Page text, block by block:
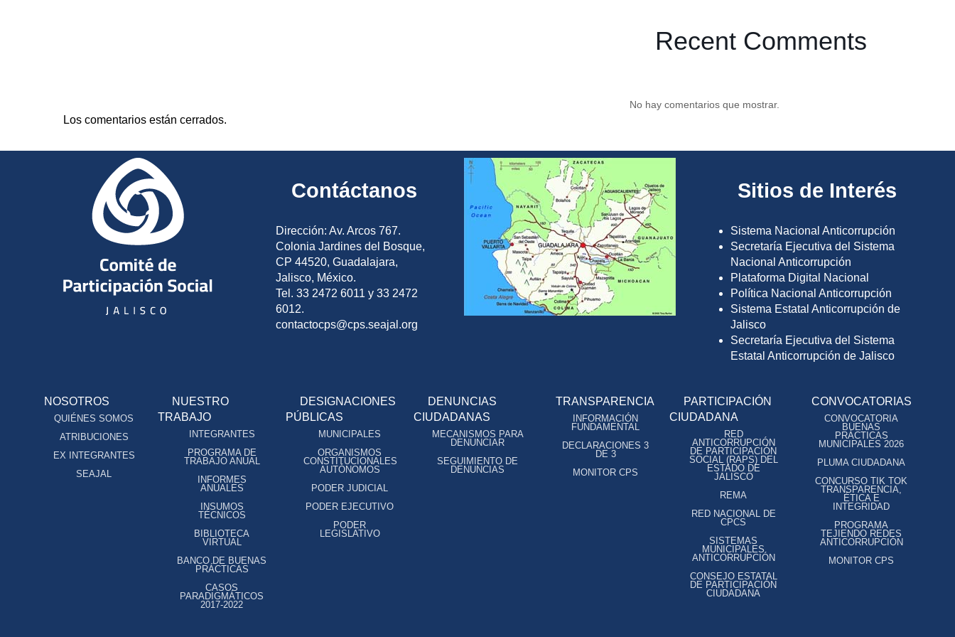
Recent Comments
No hay comentarios que mostrar.
Los comentarios están cerrados.
Contáctanos
Dirección: Av. Arcos 767.
Colonia Jardines del Bosque,
CP 44520, Guadalajara,
Jalisco, México.
Tel. 33 2472 6011 y 33 2472
6012.
contactocps@cps.seajal.org
Sitios de Interés
Sistema Nacional Anticorrupción
Secretaría Ejecutiva del Sistema
Nacional Anticorrupción
Plataforma Digital Nacional
Política Nacional Anticorrupción
Sistema Estatal Anticorrupción de
Jalisco
Secretaría Ejecutiva del Sistema
Estatal Anticorrupción de Jalisco
NOSOTROS
QUIÉNES SOMOS
ATRIBUCIONES
EX INTEGRANTES
SEAJAL
NUESTRO
TRABAJO
INTEGRANTES
PROGRAMA DE
TRABAJO ANUAL
INFORMES
ANUALES
INSUMOS
TÉCNICOS
BIBLIOTECA
VIRTUAL
BANCO DE BUENAS
PRÁCTICAS
CASOS
PARADIGMÁTICOS
2017-2022
DESIGNACIONES
PÚBLICAS
MUNICIPALES
ORGANISMOS
CONSTITUCIONALES
AUTÓNOMOS
PODER JUDICIAL
PODER EJECUTIVO
PODER
LEGISLATIVO
DENUNCIAS
CIUDADANAS
MECANISMOS PARA
DENUNCIAR
SEGUIMIENTO DE
DENUNCIAS
TRANSPARENCIA
INFORMACIÓN
FUNDAMENTAL
DECLARACIONES 3
DE 3
MONITOR CPS
PARTICIPACIÓN
CIUDADANA
RED
ANTICORRUPCIÓN
DE PARTICIPACIÓN
SOCIAL (RAPS) DEL
ESTADO DE
JALISCO
REMA
RED NACIONAL DE
CPCS
SISTEMAS
MUNICIPALES
ANTICORRUPCIÓN
CONSEJO ESTATAL
DE PARTICIPACIÓN
CIUDADANA
CONVOCATORIAS
CONVOCATORIA
BUENAS
PRÁCTICAS
MUNICIPALES 2026
PLUMA CIUDADANA
CONCURSO TIK TOK
TRANSPARENCIA,
ÉTICA E
INTEGRIDAD
PROGRAMA
TEJIENDO REDES
ANTICORRUPCIÓN
MONITOR CPS